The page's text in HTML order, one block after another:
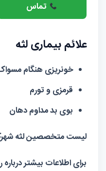
تماس
علائم بیماری لثه
خونریزی هنگام
قرمزی و تورم
بوی بد مداوم دهان
لیست متخصصین لثه
برای اطلاعات بیشتر